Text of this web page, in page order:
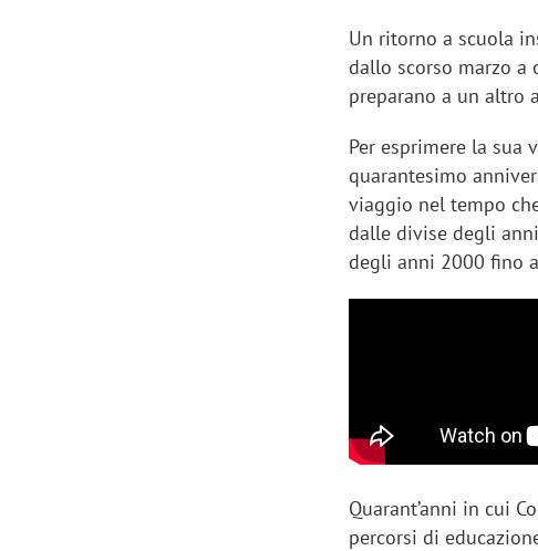
Un ritorno a scuola
dallo scorso marzo a
preparano a un altro
Per esprimere la sua
quarantesimo
viaggio nel tempo
dalle divise degli
degli anni 2000 fino
Quarant’anni in cui
percorsi di